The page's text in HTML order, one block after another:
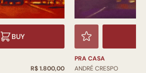
BUY
R$ 1.800,00
PRA CASA
ANDRÉ CRESPO